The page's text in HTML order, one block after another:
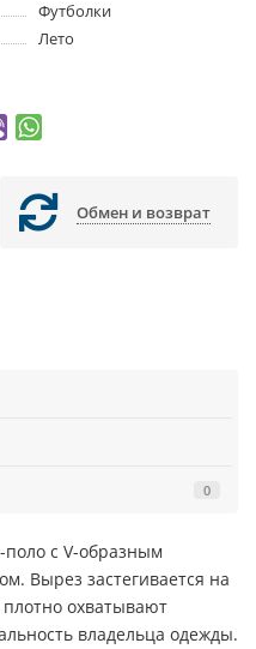
Футболки
Лето
Обмен и возврат
0
поло с V-образным
Вырез застегивается на
охватывают
владельца одежды.